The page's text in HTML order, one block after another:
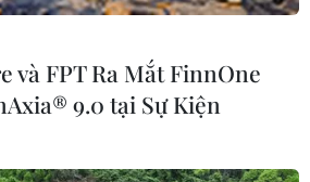
và FPT Ra Mắt FinnOne
9.0 tại Sự Kiện